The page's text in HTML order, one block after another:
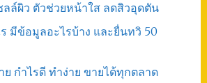
ลล์ผิว ตัวช่วยหน้าใส ลดสิวอุดตัน
มีข้อมูลอะไรบ้าง และยื่นทวิ 50
กำไรดี ทำง่าย ขายได้ทุกตลาด